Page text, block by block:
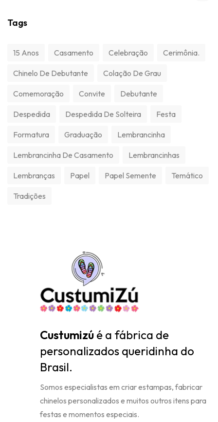
Tags
15 Anos Casamento Celebração Cerimônia.
Chinelo De Debutante Colação De Grau
Comemoração Convite Debutante
Despedida Despedida De Solteira Festa
Formatura Graduação Lembrancinha
Lembrancinha De Casamento Lembrancinhas
Lembranças Papel Papel Semente Temático
Tradições
Custumizú é a fábrica de
personalizados queridinha do
Brasil.
Somos especialistas em criar estampas, fabricar
chinelos personalizados e muitos outros itens para
festas e momentos especiais.